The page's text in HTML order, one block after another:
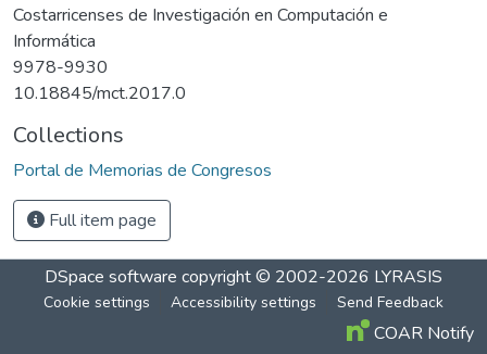
Costarricenses de Investigación en Computación e
Informática
9978-9930
10.18845/mct.2017.0
Collections
Portal de Memorias de Congresos
Full item page
DSpace software copyright © 2002-2026 LYRASIS
Cookie settings Accessibility settings Send Feedback
COAR Notify